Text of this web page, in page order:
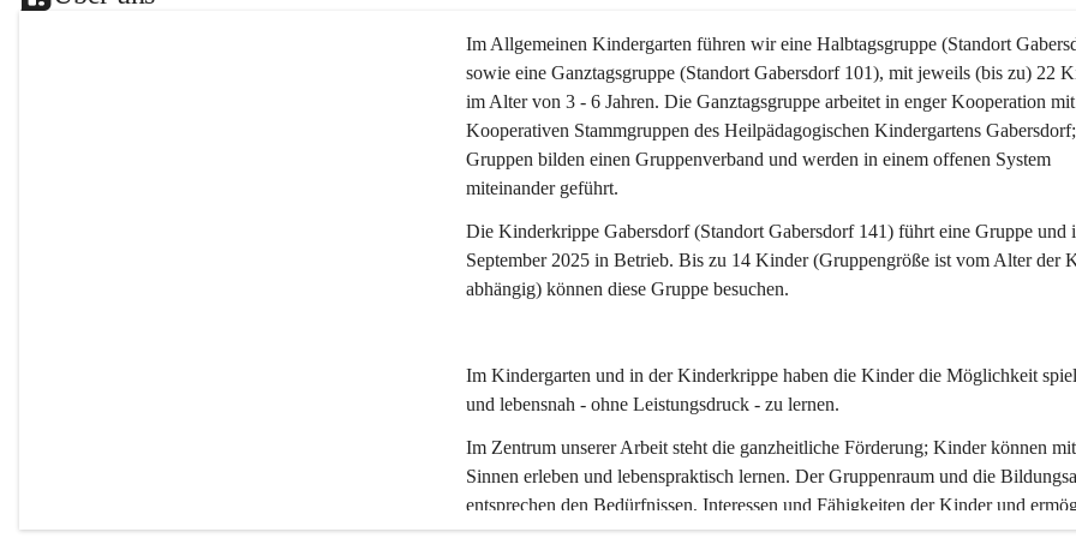
Im Allgemeinen Kindergarten führen wir eine Halbtagsgruppe (Standort
sowie eine Ganztagsgruppe (Standort Gabersdorf 101), mit jeweils (bis zu) 22
im Alter von 3 - 6 Jahren. Die Ganztagsgruppe arbeitet in enger Kooperation
Kooperativen Stammgruppen des Heilpädagogischen Kindergartens
Gruppen bilden einen Gruppenverband und werden in einem offenen System
miteinander geführt.
Die Kinderkrippe Gabersdorf (Standort Gabersdorf 141) führt eine Gruppe und
September 2025 in Betrieb. Bis zu 14 Kinder (Gruppengröße ist vom Alter der
abhängig) können diese Gruppe besuchen.
Im Kindergarten und in der Kinderkrippe haben die Kinder die Möglichkeit
und lebensnah - ohne Leistungsdruck - zu lernen.
Im Zentrum unserer Arbeit steht die ganzheitliche Förderung; Kinder können
Sinnen erleben und lebenspraktisch lernen. Der Gruppenraum und die
entsprechen den Bedürfnissen, Interessen und Fähigkeiten der Kinder und
vielfältige Lernprozesse.